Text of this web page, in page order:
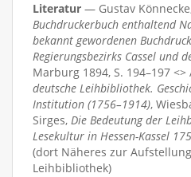
Literatur — Gustav
Buchdruckerbuch enthaltend
bekannt gewordenen
Regierungsbezirks Cassel und
Marburg 1894, S. 194–197
deutsche Leihbibliothek.
Institution (1756–1914),
Sirges, Die Bedeutung der
Lesekultur in Hessen-Kassel
(dort Näheres zur
Leihbibliothek)